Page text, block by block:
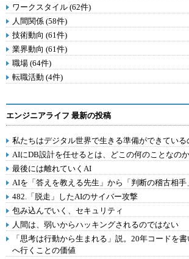
ワークスタイル (62件)
人間関係 (58件)
技術動向 (61件)
業界動向 (61件)
職場 (64件)
転職活動 (4件)
エンジニアライフ 最新の投稿
私たちはデジタル世界で生きる準備ができている
AIにDB設計を任せるとは、どこの何のことなの
最後には離れていくAI
AIを「答えを教える先生」から「判断の稽古相手
482.「脱走」したAIのサイバー攻撃
包み込んでいく、セキュリティ
人間は、弱いからハッキングされるのではない
「思考は行動から生まれる」説。20年コードを
へ行くことの価値